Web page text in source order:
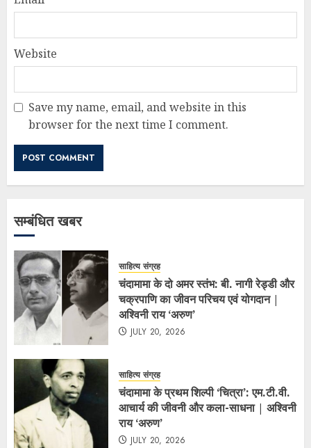
Website
Save my name, email, and website in this
browser for the next time I comment.
सम्बंधित खबर
साहित्य संग्रह
चंदामामा के दो अमर स्तंभ: बी. नागी रेड्डी और
चक्रपाणि का जीवन परिचय एवं योगदान |
अश्विनी राय ‘अरुण’
JULY 20, 2026
साहित्य संग्रह
चंदामामा के प्रथम शिल्पी ‘चित्रा’: एम.टी.वी.
आचार्य की जीवनी और कला-साधना | अश्विनी
राय ‘अरुण’
JULY 20, 2026